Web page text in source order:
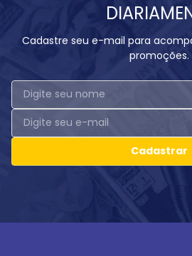
Cadastre seu e-mail para
promoções.
Cadastrar